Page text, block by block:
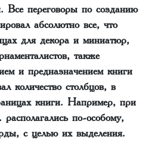
Все переговоры по созданию
абсолютно все, что
для декора и миниатюр,
также
и предназначением книги
количество столбцов, в
книги. Например, при
по-особому,
с целью их выделения.